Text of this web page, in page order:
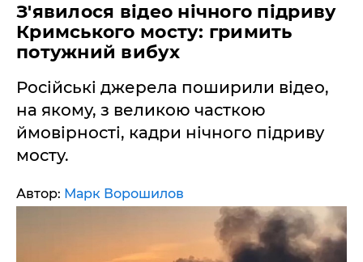
З'явилося відео нічного підриву
Кримського мосту: гримить
потужний вибух
Російські джерела поширили відео,
на якому, з великою часткою
ймовірності, кадри нічного підриву
мосту.
Автор: Марк Ворошилов